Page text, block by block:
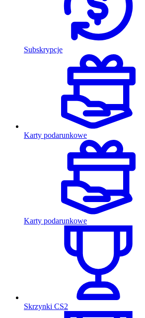
Subskrypcje
Karty podarunkowe
Karty podarunkowe
Skrzynki CS2